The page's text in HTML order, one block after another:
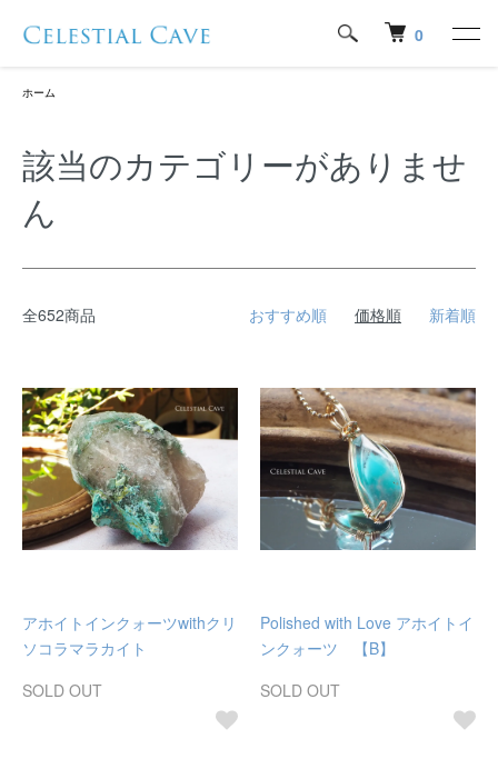
0
ホーム
該当のカテゴリーがありませ
ん
全652商品 おすすめ順 価格順 新着順
アホイトインクォーツwithクリ
ソコラマラカイト
SOLD OUT
Polished with Love アホイトイ
ンクォーツ 【B】
SOLD OUT